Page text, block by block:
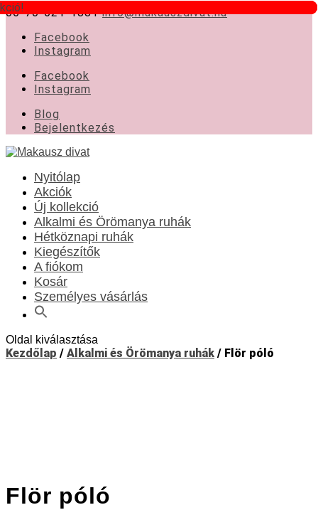
06-70-621-1881 info@makauszdivat.hu
Facebook
Instagram
Facebook
Instagram
Blog
Bejelentkezés
Nyitólap
Akciók
Új kollekció
Alkalmi és Örömanya ruhák
Hétköznapi ruhák
Kiegészítők
A fiókom
Kosár
Személyes vásárlás
Oldal kiválasztása
Kezdőlap / Alkalmi és Örömanya ruhák / Flör póló
Flör póló